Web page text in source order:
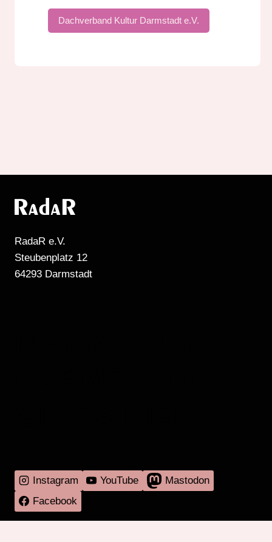
Dachverband Kultur Darmstadt e.V.
RadaR e.V.
Steubenplatz 12
64293 Darmstadt
Instagram YouTube
Mastodon
Facebook